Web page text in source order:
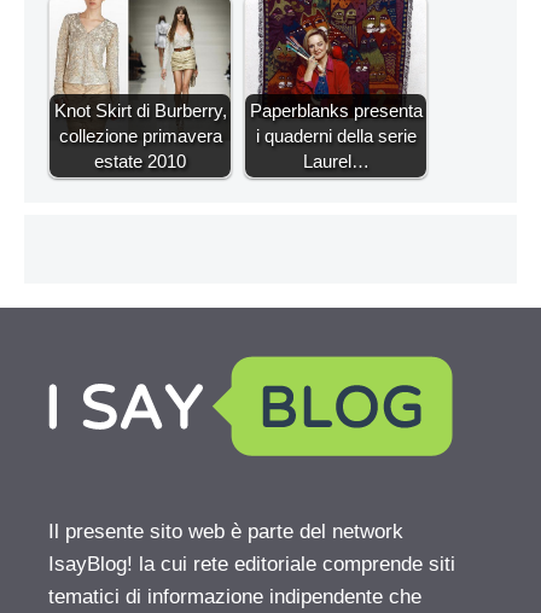
Knot Skirt di Burberry,
collezione primavera
estate 2010
Paperblanks presenta
i quaderni della serie
Laurel…
Il presente sito web è parte del network
IsayBlog! la cui rete editoriale comprende siti
tematici di informazione indipendente che